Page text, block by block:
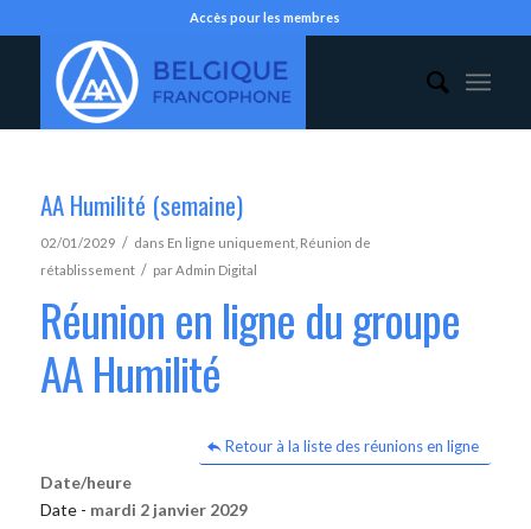
Accès pour les membres
AA Humilité (semaine)
02/01/2029 / dans En ligne uniquement, Réunion de
rétablissement / parAdmin Digital
Réunion en ligne du groupe
AA Humilité
Retour à la liste des réunions en ligne
Date/heure
Date - mardi 2 janvier 2029